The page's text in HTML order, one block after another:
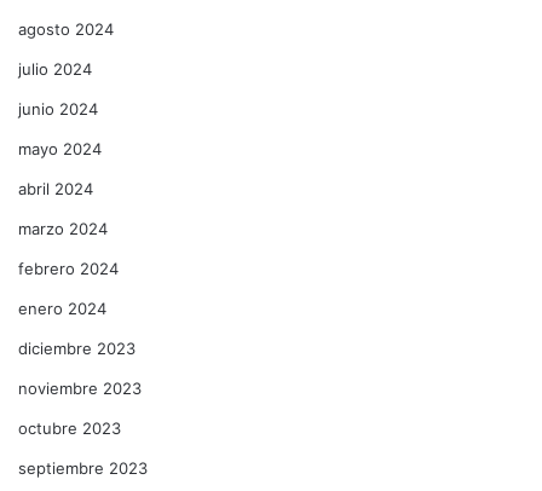
agosto 2024
julio 2024
junio 2024
mayo 2024
abril 2024
marzo 2024
febrero 2024
enero 2024
diciembre 2023
noviembre 2023
octubre 2023
septiembre 2023